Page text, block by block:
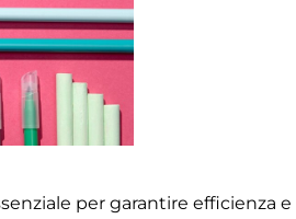
per garantire efficienza